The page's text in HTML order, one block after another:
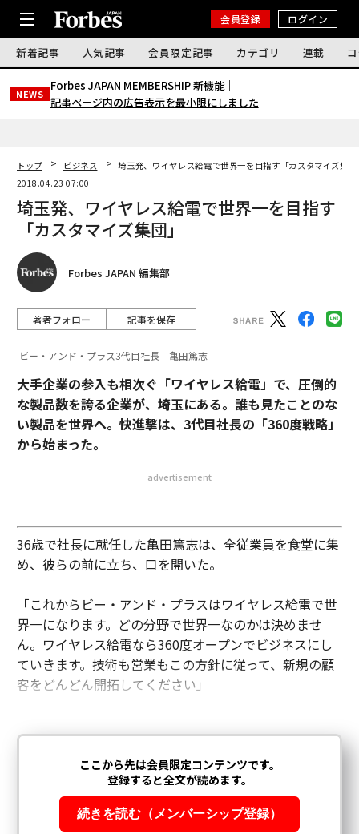
会員登録 ログイン
新着記事 人気記事 会員限定記事 カテゴリ 連載
NEWS
Forbes JAPAN MEMBERSHIP 新機能｜
記事ページ内の広告表示を最小限にしました
トップ ビジネス
埼玉発、ワイヤレス給電で世界一を目指す「カスタマイズ集団
2018.04.23 07:00
埼玉発、ワイヤレス給電で世界一を目指す
「カスタマイズ集団」
Forbes JAPAN 編集部
著者フォロー 記事を保存
ビー・アンド・プラス3代目社長 亀田篤志
大手企業の参入も相次ぐ「ワイヤレス給電」で、圧倒的
な製品数を誇る企業が、埼玉にある。誰も見たことのな
い製品を世界へ。快進撃は、3代目社長の「360度戦略」
から始まった。
advertisement
36歳で社長に就任した亀田篤志は、全従業員を食堂に集
め、彼らの前に立ち、口を開いた。
「これからビー・アンド・プラスはワイヤレス給電で世
界一になります。どの分野で世界一なのかは決めませ
ん。ワイヤレス給電なら360度オープンでビジネスにし
ていきます。技術も営業もこの方針に従って、新規の顧
客をどんどん開拓してください」